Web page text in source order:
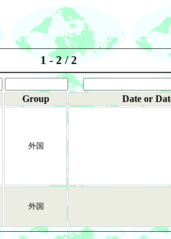
1 - 2 / 2
Group Date or
外国
外国